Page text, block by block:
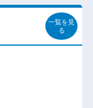
一覧を見
る